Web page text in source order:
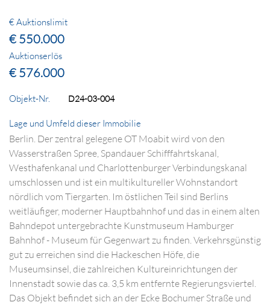
€ Auktionslimit
€ 550.000
Auktionserlös
€ 576.000
Objekt-Nr. D24-03-004
Lage und Umfeld dieser Immobilie
Berlin. Der zentral gelegene OT Moabit wird von den
Wasserstraßen Spree, Spandauer Schifffahrtskanal,
Westhafenkanal und Charlottenburger Verbindungskanal
umschlossen und ist ein multikultureller Wohnstandort
nördlich vom Tiergarten. Im östlichen Teil sind Berlins
weitläufiger, moderner Hauptbahnhof und das in einem alten
Bahndepot untergebrachte Kunstmuseum Hamburger
Bahnhof - Museum für Gegenwart zu finden. Verkehrsgünstig
gut zu erreichen sind die Hackeschen Höfe, die
Museumsinsel, die zahlreichen Kultureinrichtungen der
Innenstadt sowie das ca. 3,5 km entfernte Regierungsviertel.
Das Objekt befindet sich an der Ecke Bochumer Straße und